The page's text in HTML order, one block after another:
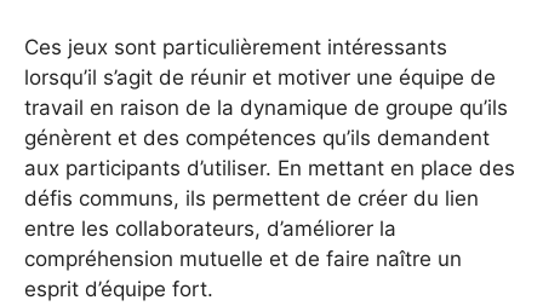
Ces jeux sont particulièrement intéressants
lorsqu’il s’agit de réunir et motiver une équipe de
travail en raison de la dynamique de groupe qu’ils
génèrent et des compétences qu’ils demandent
aux participants d’utiliser. En mettant en place des
défis communs, ils permettent de créer du lien
entre les collaborateurs, d’améliorer la
compréhension mutuelle et de faire naître un
esprit d’équipe fort.